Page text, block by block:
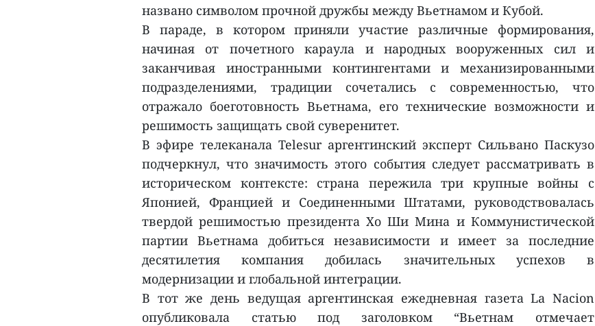
названо символом прочной дружбы между Вьетнамом и Кубой.
В параде, в котором приняли участие различные формирования,
начиная от почетного караула и народных вооруженных сил и
заканчивая иностранными контингентами и механизированными
подразделениями, традиции сочетались с современностью, что
отражало боеготовность Вьетнама, его технические возможности и
решимость защищать свой суверенитет.
В эфире телеканала Telesur аргентинский эксперт Сильвано Паскузо
подчеркнул, что значимость этого события следует рассматривать в
историческом контексте: страна пережила три крупные войны с
Японией, Францией и Соединенными Штатами, руководствовалась
твердой решимостью президента Хо Ши Мина и Коммунистической
партии Вьетнама добиться независимости и имеет за последние
десятилетия компания добилась значительных успехов в
модернизации и глобальной интеграции.
В тот же день ведущая аргентинская ежедневная газета La Nacion
опубликовала статью под заголовком “Вьетнам отмечает